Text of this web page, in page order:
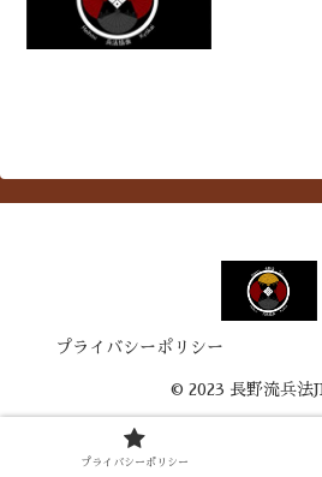
プライバシーポリシー
© 2023 長野流兵法
プライバシーポリシー